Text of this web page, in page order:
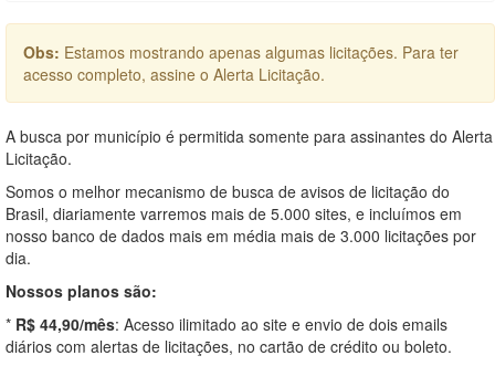
Obs: Estamos mostrando apenas algumas licitações. Para ter
acesso completo, assine o Alerta Licitação.
A busca por município é permitida somente para assinantes do Alerta
Licitação.
Somos o melhor mecanismo de busca de avisos de licitação do
Brasil, diariamente varremos mais de 5.000 sites, e incluímos em
nosso banco de dados mais em média mais de 3.000 licitações por
dia.
Nossos planos são:
* R$ 44,90/mês: Acesso ilimitado ao site e envio de dois emails
diários com alertas de licitações, no cartão de crédito ou boleto.